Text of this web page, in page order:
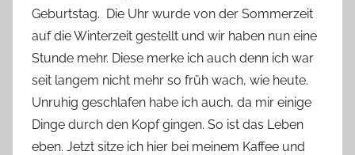
Geburtstag. Die Uhr wurde von der Sommerzeit
auf die Winterzeit gestellt und wir haben nun eine
Stunde mehr. Diese merke ich auch denn ich war
seit langem nicht mehr so früh wach, wie heute.
Unruhig geschlafen habe ich auch, da mir einige
Dinge durch den Kopf gingen. So ist das Leben
eben. Jetzt sitze ich hier bei meinem Kaffee und